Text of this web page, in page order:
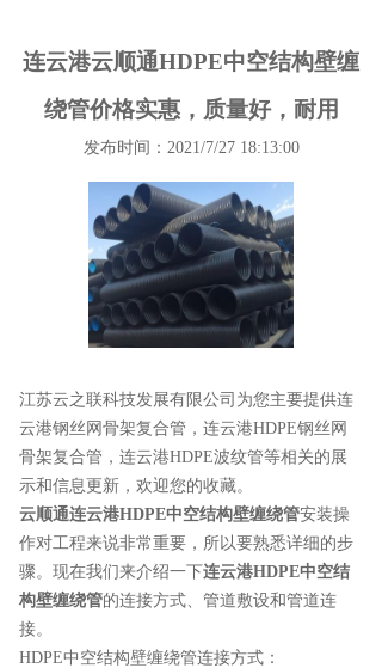
连云港云顺通HDPE中空结构壁缠
绕管价格实惠，质量好，耐用
发布时间：2021/7/27 18:13:00
江苏云之联科技发展有限公司为您主要提供连
云港钢丝网骨架复合管 ，连云港HDPE钢丝网
骨架复合管，连云港HDPE波纹管等相关的展
示和信息更新，欢迎您的收藏。
云顺通连云港HDPE中空结构壁缠绕管安装操
作对工程来说非常重要，所以要熟悉详细的步
骤。现在我们来介绍一下连云港HDPE中空结
构壁缠绕管的连接方式、管道敷设和管道连
接。
HDPE中空结构壁缠绕管连接方式：